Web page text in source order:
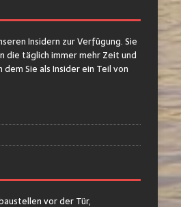
Insidern zur Verfügung. Sie
die täglich immer mehr Zeit und
Sie als Insider ein Teil von
vor der Tür,